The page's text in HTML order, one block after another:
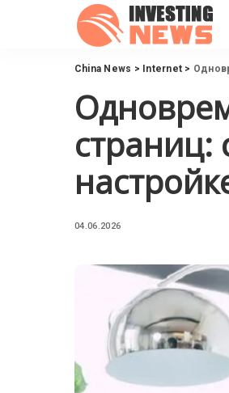
China News > Internet >
страниц:
04.06.2026